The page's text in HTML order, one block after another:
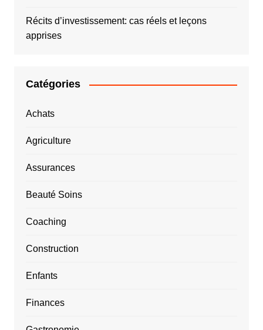
Récits d’investissement: cas réels et leçons
apprises
Catégories
Achats
Agriculture
Assurances
Beauté Soins
Coaching
Construction
Enfants
Finances